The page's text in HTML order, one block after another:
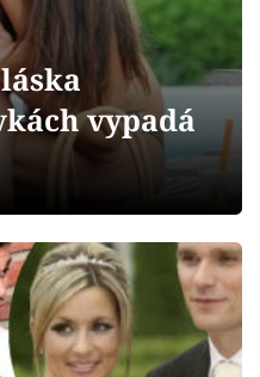
vypadá